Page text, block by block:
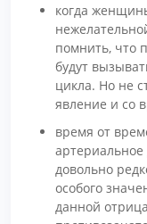
когда
помнить, что
будут
цикла. Но не
явление и со
время от
довольно
особого
данной